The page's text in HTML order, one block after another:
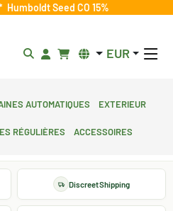
Humboldt Seed CO 15%
EUR
automatiques
Exterieur
régulières Accessoires
Discreet Shipping